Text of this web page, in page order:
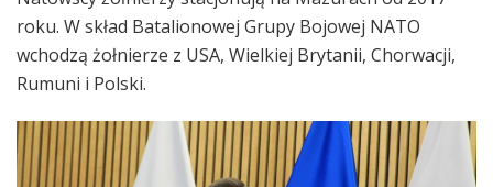
roku. W skład Batalionowej Grupy Bojowej NATO
wchodzą żołnierze z USA, Wielkiej Brytanii, Chorwacji,
Rumuni i Polski.